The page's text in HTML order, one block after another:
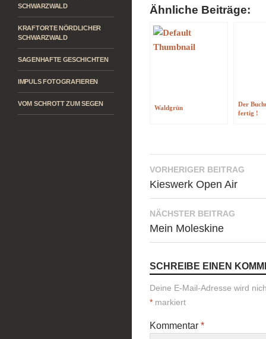
Ähnliche Beiträge:
Waldgrün
Der
fertig !
Beitragsnavigation
VORHERIGER BEITRAG
Kieswerk Open Air
NÄCHSTER BEITRAG
Mein Moleskine
SCHREIBE EINEN
Deine E-Mail-Adresse wird
* markiert
Kommentar *
SCHWARZWALD
KRAFTORTE NÖRDLICHER
SCHWARZWALD
SAGENHAFTE GESCHICHTEN
IMPULS FOTOGRAFIEREN
VOM SCHROTT ZUM SEGEN